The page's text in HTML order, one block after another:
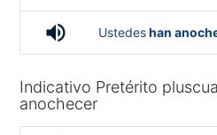
volume_up
Ustedeshan
Indicativo Pretérito
anochecer